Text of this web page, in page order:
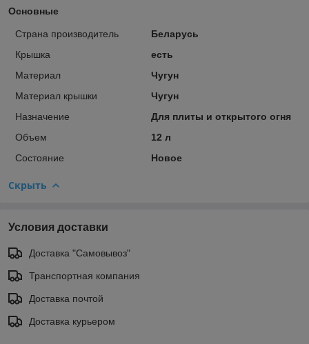
Основные
Страна производитель
Беларусь
Крышка
есть
Материал
Чугун
Материал крышки
Чугун
Назначение
Для плиты и открытого огня
Объем
12 л
Состояние
Новое
Скрыть
Условия доставки
Доставка "Самовывоз"
Транспортная компания
Доставка почтой
Доставка курьером